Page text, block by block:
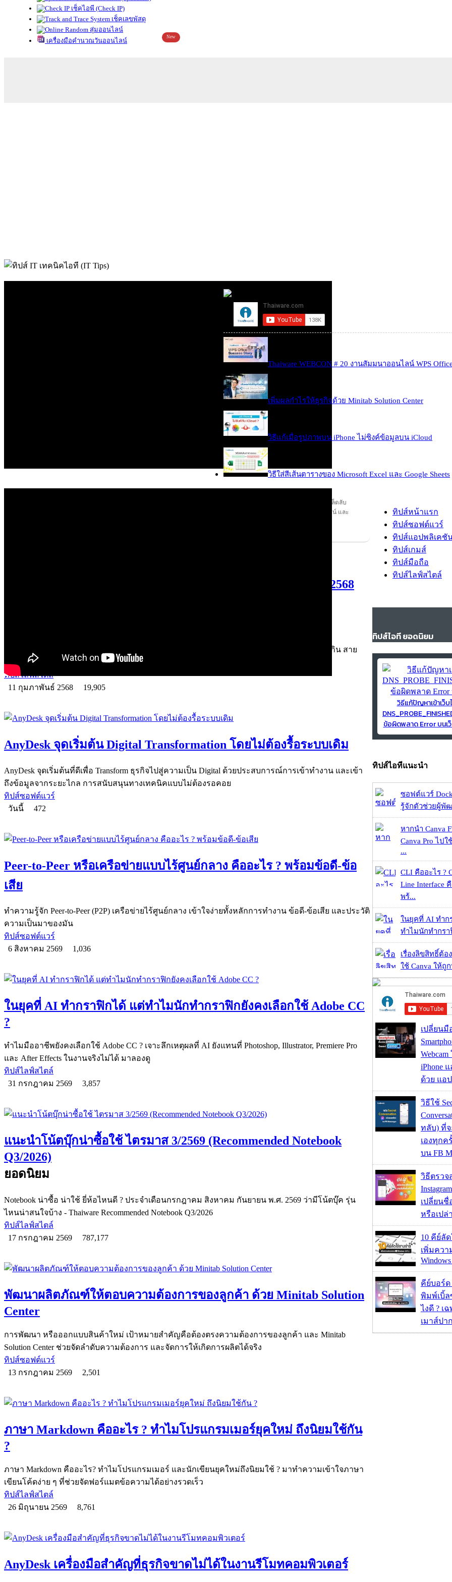
เช็คไอพี (Check IP)
เช็คเลขพัสดุ
สุ่มออนไลน์
เครื่องมือคำนวณวันออนไลน์
New
Thaiware WEBCON # 20 งานสัมมนาออนไลน์ WPS Office
เพิ่มผลกำไรให้ธุรกิจด้วย Minitab Solution Center
วิธีแก้เมื่อรูปภาพบน iPhone ไม่ซิงค์ข้อมูลบน iCloud
วิธีใส่สีเส้นตารางของ Microsoft Excel และ Google Sheets
ทิปส์ Tips หรือ เทคนิคไอที เคล็ดลับดีๆ ในการใช้คอมพิวเตอร์ หรือ เคล็ดลับ
การใช้อุปกรณ์พกพาต่างๆ อย่าง สมาร์ทโฟน แท็บเล็ต ให้เกิดประโยชน์ และ
รายได้ เงินเดือน 100,000 สมัครบัตรเครดิตอะไรดี โปรเยอะ ในปี 2568
สมัครบัตรเครดิต เงินเดือน 100,000 บาท เลือกแบบไหนดีให้ตอบโจทย์กับไลฟ์สไตล์ สายช้อป สายกิน สาย
เที่ยว
ทิปส์ไลฟ์สไตล์
11 กุมภาพันธ์ 2568
19,905
AnyDesk จุดเริ่มต้น Digital Transformation โดยไม่ต้องรื้อระบบเดิม
AnyDesk จุดเริ่มต้นที่ดีเพื่อ Transform ธุรกิจไปสู่ความเป็น Digital ด้วยประสบการณ์การเข้าทำงาน และเข้า
ถึงข้อมูลจากระยะไกล การสนับสนุนทางเทคนิคแบบไม่ต้องรอคอย
ทิปส์ซอฟต์แวร์
วันนี้
472
Peer-to-Peer หรือเครือข่ายแบบไร้ศูนย์กลาง คืออะไร ? พร้อมข้อดี-ข้อ
เสีย
ทำความรู้จัก Peer-to-Peer (P2P) เครือข่ายไร้ศูนย์กลาง เข้าใจง่ายทั้งหลักการทำงาน ข้อดี-ข้อเสีย และประวัติ
ความเป็นมาของมัน
ทิปส์ซอฟต์แวร์
6 สิงหาคม 2569
1,036
ในยุคที่ AI ทำกราฟิกได้ แต่ทำไมนักทำกราฟิกยังคงเลือกใช้ Adobe CC
?
ทำไมมืออาชีพยังคงเลือกใช้ Adobe CC ? เจาะลึกเหตุผลที่ AI ยังแทนที่ Photoshop, Illustrator, Premiere Pro
และ After Effects ในงานจริงไม่ได้ มาลองดู
ทิปส์ไลฟ์สไตล์
31 กรกฎาคม 2569
3,857
แนะนำโน้ตบุ๊กน่าซื้อใช้ ไตรมาส 3/2569 (Recommended Notebook
Q3/2026)
ยอดนิยม
Notebook น่าซื้อ น่าใช้ ยี่ห้อไหนดี ? ประจำเดือนกรกฎาคม สิงหาคม กันยายน พ.ศ. 2569 ว่ามีโน้ตบุ๊ค รุ่น
ไหนน่าสนใจบ้าง - Thaiware Recommended Notebook Q3/2026
ทิปส์ไลฟ์สไตล์
17 กรกฎาคม 2569
787,177
พัฒนาผลิตภัณฑ์ให้ตอบความต้องการของลูกค้า ด้วย Minitab Solution
Center
การพัฒนา หรือออกแบบสินค้าใหม่ เป้าหมายสำคัญคือต้องตรงความต้องการของลูกค้า และ Minitab
Solution Center ช่วยจัดลำดับความต้องการ และจัดการให้เกิดการผลิตได้จริง
ทิปส์ซอฟต์แวร์
13 กรกฎาคม 2569
2,501
ภาษา Markdown คืออะไร ? ทำไมโปรแกรมเมอร์ยุคใหม่ ถึงนิยมใช้กัน
?
ภาษา Markdown คืออะไร? ทำไมโปรแกรมเมอร์ และนักเขียนยุคใหม่ถึงนิยมใช้ ? มาทำความเข้าใจภาษา
เขียนโค้ดง่าย ๆ ที่ช่วยจัดฟอร์แมตข้อความได้อย่างรวดเร็ว
ทิปส์ไลฟ์สไตล์
26 มิถุนายน 2569
8,761
AnyDesk เครื่องมือสำคัญที่ธุรกิจขาดไม่ได้ในงานรีโมทคอมพิวเตอร์
ทิปส์หน้าแรก
ทิปส์ซอฟต์แวร์
ทิปส์แอปพลิเคชั
ทิปส์เกมส์
ทิปส์มือถือ
ทิปส์ไลฟ์สไตล์
ทิปส์ไอที ยอดนิยม
วิธีแก้ปัญหาเข้าเว็บ
ข้อผิดพลาด Error บนเว็
ทิปส์ไอทีแนะนำ
ซอฟต์แวร์
รู้จักตัวช่วยผู้พั
หากนำ Canva
Canva Pro ไปใ
...
CLI คืออะไร ?
Line Interface
พร้...
ในยุคที่ AI ทำก
ทำไมนักทำกรา
เรื่องลิขสิทธิ์ต้อ
ใช้ Canva ให้ถูก
เปลี่ยนมื
iPhone
ด้วย แอป
วิธีใช้
ทลับ) ที่
เองทุกค
บน FB
วิธีตรวจ
เปลี่ยน
หรือเปล่
10 คีย์ลั
เพิ่มคว
คีย์บอร์ด
พิมพ์เบิ้ล
ไงดี ? เ
เมาส์ปา